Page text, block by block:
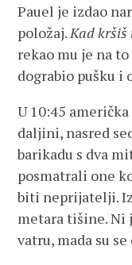
Pauel je izdao
položaj.Kad kršiš
rekao mu je na
dograbio pušku i
U 10:45
daljini, nasred
barikadu s dva
posmatrali one
biti neprijatelji.
metara tišine.
vatru, mada su